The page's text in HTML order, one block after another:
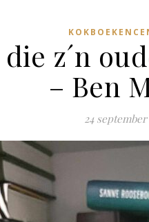
z´n
– Ben
24 september